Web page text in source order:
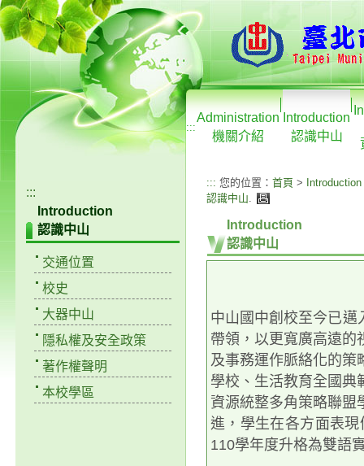
:::
Administration
機關介紹
Introduction
認識中山
:::
Introduction
認識中山
交通位置
校史
大器中山
隱私權及安全政策
著作權聲明
本校學區
::: 您的位置： 首頁 > Introduction
認識中山.
Introduction
認識中山
中山國中創校至今已邁
帶領，以更寬廣高遠的
及事務運作脈絡化的策
學校、生活教育全國
資源統整多角策略聯
進，學生在各方面表
110學年度升格為雙語